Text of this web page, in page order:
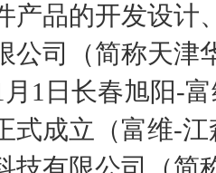
产品的开发设计
公司（简称天津
月1日长春旭阳-
式成立（富维-